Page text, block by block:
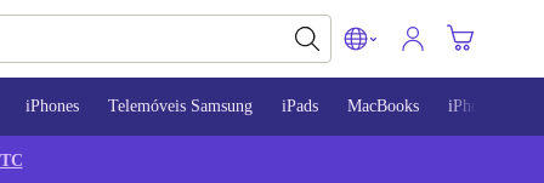
iPhones Telemóveis Samsung iPads MacBooks iPhone 13
TC